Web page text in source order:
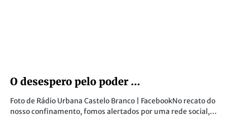
O desespero pelo poder …
Foto de Rádio Urbana Castelo Branco | FacebookNo recato do
nosso confinamento, fomos alertados por uma rede social,…